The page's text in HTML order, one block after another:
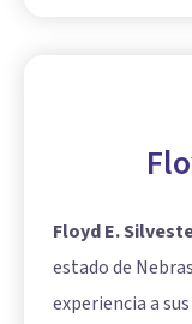
Floyd E.
estado de
experiencia a